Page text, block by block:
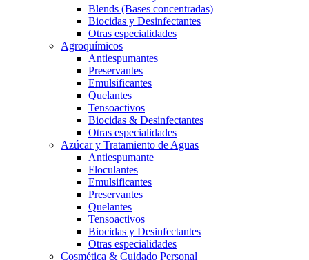
Blends (Bases concentradas)
Biocidas y Desinfectantes
Otras especialidades
Agroquímicos
Antiespumantes
Preservantes
Emulsificantes
Quelantes
Tensoactivos
Biocidas & Desinfectantes
Otras especialidades
Azúcar y Tratamiento de Aguas
Antiespumante
Floculantes
Emulsificantes
Preservantes
Quelantes
Tensoactivos
Biocidas y Desinfectantes
Otras especialidades
Cosmética & Cuidado Personal